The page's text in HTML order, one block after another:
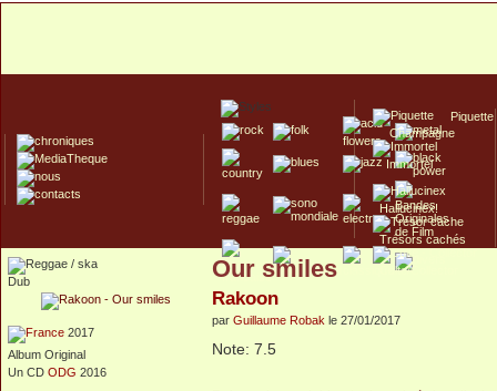
Piquette
Champagne
Immortel
Hallucinex!
Trésors cachés
Culte/Collector
Dub
2017
Album Original
Un CD ODG 2016
Our smiles
Rakoon
par Guillaume Robak le 27/01/2017
Note: 7.5